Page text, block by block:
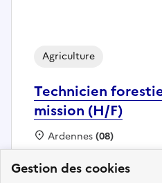
Gestion des cookies
Technicien
mission (H/F)
Agriculture
Localisation :
Ardennes(08)
Employeur :
CNPF